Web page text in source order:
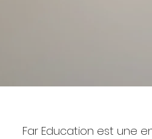
Far Education est une